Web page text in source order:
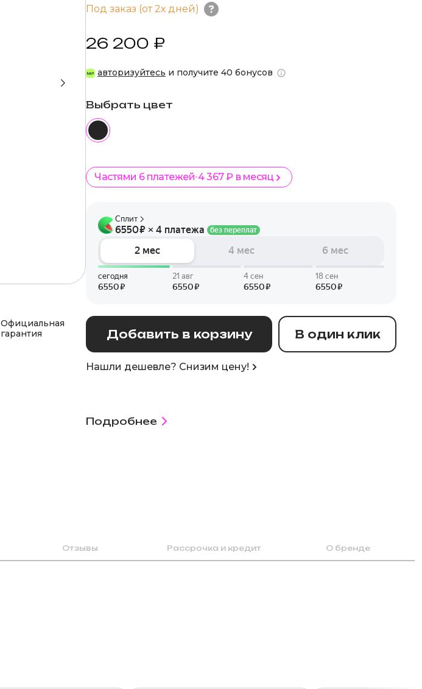
Официальная
гарантия
Под заказ (от 2х дней)
26 200 ₽
авторизуйтесь и получите 40 бонусов
Выбрать цвет
Частями 6 платежей 4 367 ₽ в месяц
Добавить в корзину В один клик
Нашли дешевле? Снизим цену!
Подробнее
Отзывы Рассрочка и кредит О бренде